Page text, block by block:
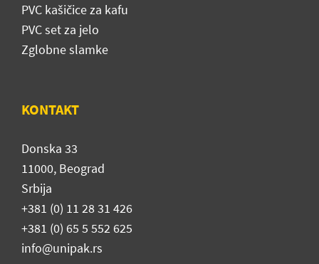
PVC kašičice za kafu
PVC set za jelo
Zglobne slamke
KONTAKT
Donska 33
11000, Beograd
Srbija
+381 (0) 11 28 31 426
+381 (0) 65 5 552 625
info@unipak.rs